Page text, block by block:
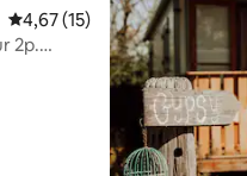
: 4,88 sur 5
Évaluation moyenne sur la
4,67 (15)
2p.